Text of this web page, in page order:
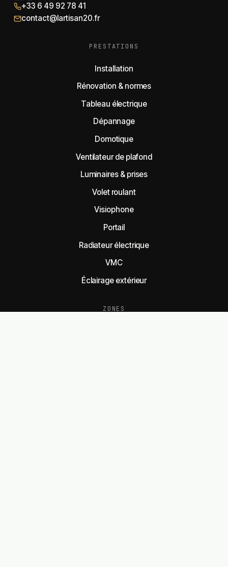
+33 6 49 92 78 41
contact@lartisan20.fr
PRESTATIONS
Installation
Rénovation & normes
Tableau électrique
Dépannage
Domotique
Ventilateur de plafond
Luminaires & prises
Volet roulant
Visiophone
Portail
Radiateur électrique
VMC
Éclairage extérieur
ZONES